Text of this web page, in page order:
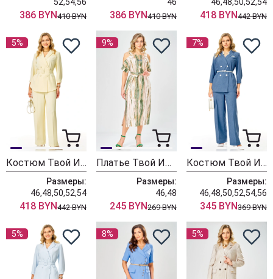
386 BYN410 BYN 386 BYN410 BYN 418 BYN442 BYN
5%
Костюм Твой Имидж 2405 шампань
Размеры:
46,48,50,52,54
418 BYN442 BYN
9%
Платье Твой Имидж 2375 бежево-зеленый
Размеры:
46,48
245 BYN269 BYN
7%
Костюм Твой Имидж 2411 голубой+полоска
Размеры:
46,48,50,52,54,56
345 BYN369 BYN
5% 8% 5%